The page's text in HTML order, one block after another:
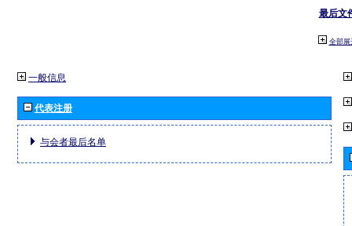
最后文
全部展
一般信息
代表注册
与会者最后名单